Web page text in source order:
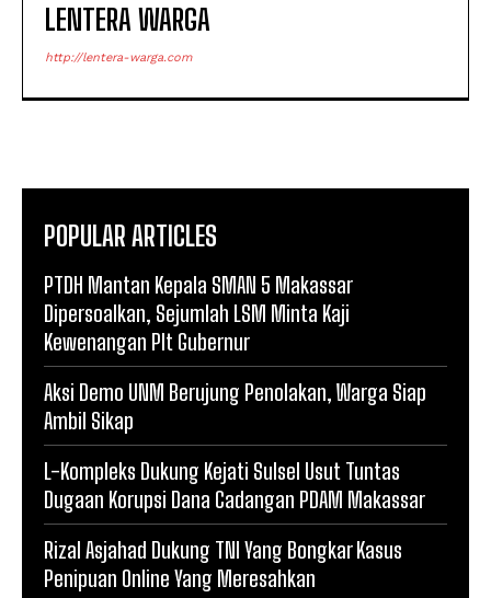
LENTERA WARGA
http://lentera-warga.com
POPULAR ARTICLES
PTDH Mantan Kepala SMAN 5 Makassar
Dipersoalkan, Sejumlah LSM Minta Kaji
Kewenangan Plt Gubernur
Aksi Demo UNM Berujung Penolakan, Warga Siap
Ambil Sikap
L-Kompleks Dukung Kejati Sulsel Usut Tuntas
Dugaan Korupsi Dana Cadangan PDAM Makassar
Rizal Asjahad Dukung TNI Yang Bongkar Kasus
Penipuan Online Yang Meresahkan